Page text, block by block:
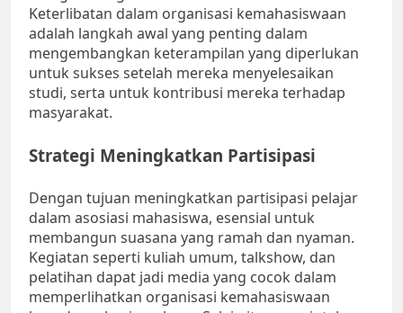
Keterlibatan dalam organisasi kemahasiswaan
adalah langkah awal yang penting dalam
mengembangkan keterampilan yang diperlukan
untuk sukses setelah mereka menyelesaikan
studi, serta untuk kontribusi mereka terhadap
masyarakat.
Strategi Meningkatkan Partisipasi
Dengan tujuan meningkatkan partisipasi pelajar
dalam asosiasi mahasiswa, esensial untuk
membangun suasana yang ramah dan nyaman.
Kegiatan seperti kuliah umum, talkshow, dan
pelatihan dapat jadi media yang cocok dalam
memperlihatkan organisasi kemahasiswaan